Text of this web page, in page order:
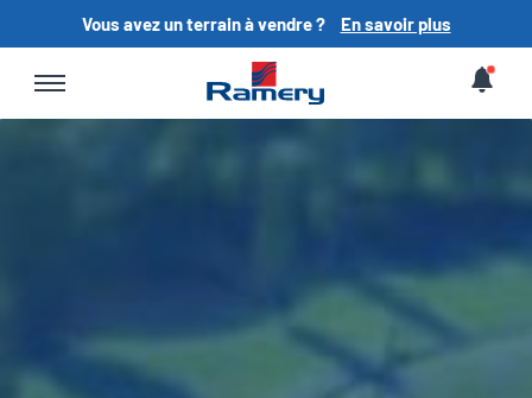
Vous avez un terrain à vendre ? En savoir plus